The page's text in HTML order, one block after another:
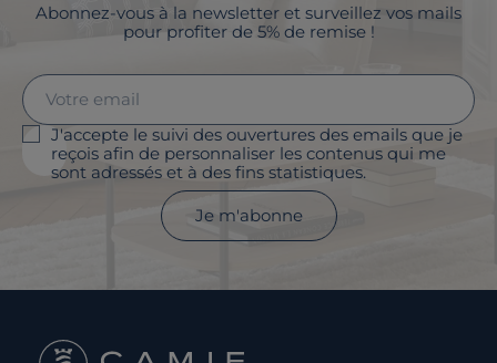
Abonnez-vous à la newsletter et surveillez vos mails
pour profiter de 5% de remise !
J'accepte le suivi des ouvertures des emails que je
reçois afin de personnaliser les contenus qui me
sont adressés et à des fins statistiques.
Je m'abonne